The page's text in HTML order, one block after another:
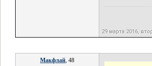
29 марта 2016,
Макфлай, 48